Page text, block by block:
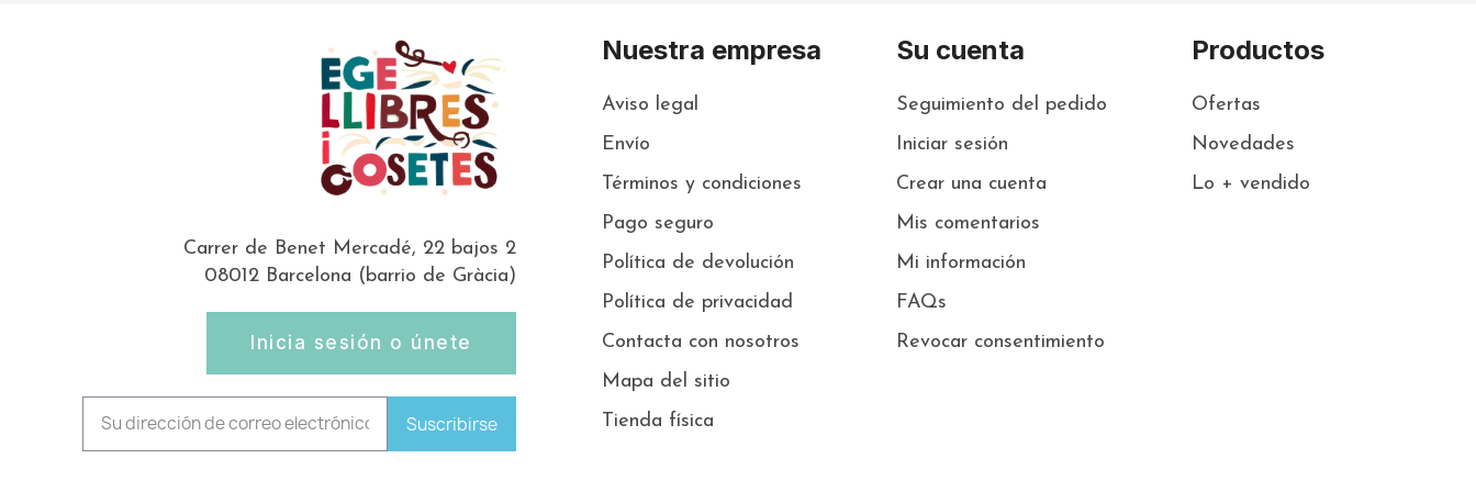
Carrer de Benet Mercadé, 22 bajos 2
08012 Barcelona (barrio de Gràcia)
Inicia sesión o únete
Suscribirse
Nuestra empresa
Aviso legal
Envío
Términos y condiciones
Pago seguro
Política de devolución
Política de privacidad
Contacta con nosotros
Mapa del sitio
Tienda física
Su cuenta
Seguimiento del pedido
Iniciar sesión
Crear una cuenta
Mis comentarios
Mi información
FAQs
Revocar consentimiento
Productos
Ofertas
Novedades
Lo + vendido